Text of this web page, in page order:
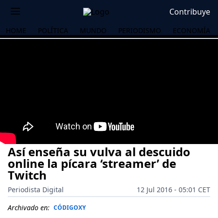
Contribuye
HOME POLÍTICA MUNDO PERIODISMO ECONOMÍA
Así enseña su vulva al descuido
online la pícara ‘streamer’ de
Twitch
Periodista Digital
12 Jul 2016 - 05:01 CET
Archivado en: CÓDIGOXY